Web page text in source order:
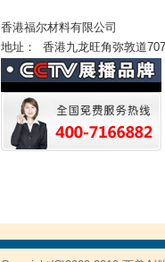
香港福尔材料有限公司
地址：
香港九龙旺角弥敦道